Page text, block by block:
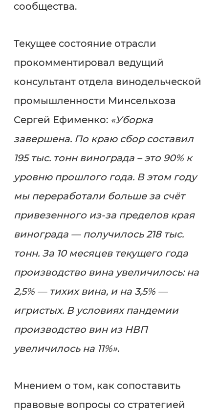
сообщества.
Текущее состояние отрасли
прокомментировал ведущий
консультант отдела винодельческой
промышленности Минсельхоза
Сергей Ефименко: «Уборка
завершена. По краю сбор составил
195 тыс. тонн винограда – это 90% к
уровню прошлого года. В этом году
мы переработали больше за счёт
привезенного из-за пределов края
винограда — получилось 218 тыс.
тонн. За 10 месяцев текущего года
производство вина увеличилось: на
2,5% — тихих вина, и на 3,5% —
игристых. В условиях пандемии
производство вин из НВП
увеличилось на 11%».
Мнением о том, как сопоставить
правовые вопросы со стратегией